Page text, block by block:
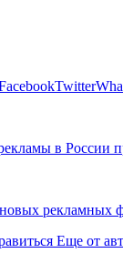
Twitter
в России
рекламных
Еще от